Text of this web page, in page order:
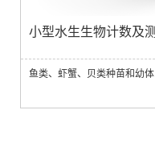
小型水生生物计数
鱼类、虾蟹、贝类种苗和幼